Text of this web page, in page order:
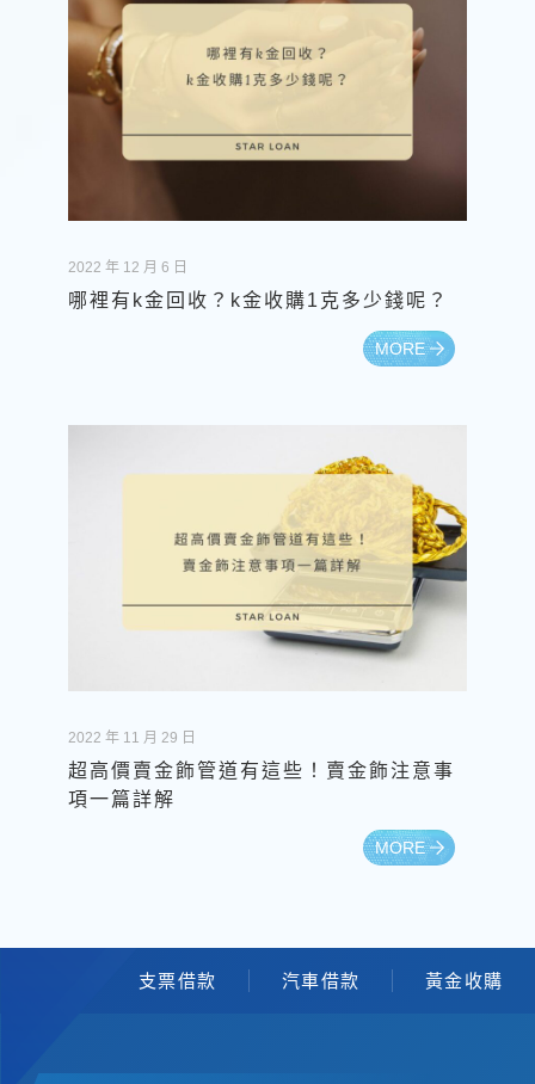
2022 年 12 月 6 日
哪裡有k金回收？k金收購1克多少錢呢？
MORE
2022 年 11 月 29 日
超高價賣金飾管道有這些！賣金飾注意事
項一篇詳解
MORE
支票借款 汽車借款 黃金收購